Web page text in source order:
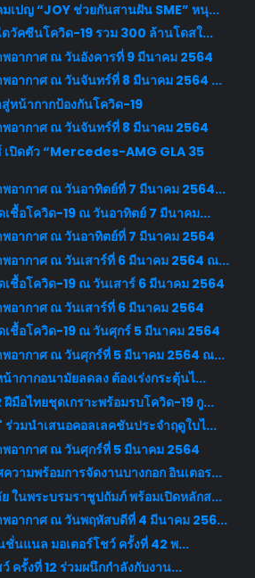
เปญ “JOY ช่วยกันสานฝัน SME” หนุ...
วัคซีนโควิด-19 รวม 300 ล้านโดสใ...
อากาศ ณ วันอังคารที่ 9 มีนาคม 2564
อากาศ ณ วันจันทร์ที่ 8 มีนาคม 2564 ...
หน้ากากป้องกันโควิด-19
อากาศ ณ วันจันทร์ที่ 8 มีนาคม 2564
เปิดตัว “Mercedes-AMG GLA 35
อากาศ ณ วันอาทิตย์ที่ 7 มีนาคม 2564...
ชื้อโควิด-19 ณ วันอาทิตย์ 7 มีนาคม...
อากาศ ณ วันอาทิตย์ที่ 7 มีนาคม 2564
อากาศ ณ วันเสาร์ที่ 6 มีนาคม 2564 ณ...
ชื้อโควิด-19 ณ วันเสาร์ 6 มีนาคม 2564
อากาศ ณ วันเสาร์ที่ 6 มีนาคม 2564
ชื้อโควิด-19 ณ วันศุกร์ 5 มีนาคม 2564
อากาศ ณ วันศุกร์ที่ 5 มีนาคม 2564 ณ...
ากากอนามัยลดลง ต้องเร่งกระตุ้นไ...
ฝีมือไทยชุดเกราะพร้อมรบโควิด-19 กู...
วมนำเสนอคอลเลคชันประจำฤดูใบไ...
อากาศ ณ วันศุกร์ที่ 5 มีนาคม 2564
วามพร้อมการจัดงานบางกอก อินเตอร...
ในพระบรมราชูปถัมภ์ พร้อมเปิดหลักส...
อากาศ ณ วันพฤหัสบดีที่ 4 มีนาคม 256...
ชั่นแนล มอเตอร์โชว์ ครั้งที่ 42 พ...
ครั้งที่ 12 ร่วมผนึกกำลังกับงาน...